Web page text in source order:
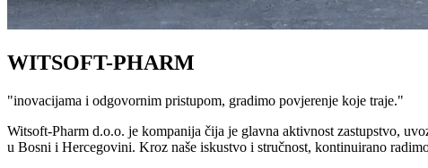
WITSOFT-PHARM
"inovacijama i odgovornim pristupom, gradimo povjerenje koje traje."
Witsoft-Pharm d.o.o. je kompanija čija je glavna aktivnost zastupstvo,
u Bosni i Hercegovini. Kroz naše iskustvo i stručnost, kontinuirano